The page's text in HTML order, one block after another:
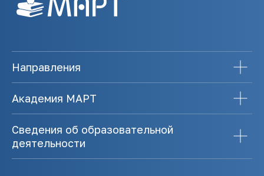
Направления
Академия МАРТ
Сведения об образовательной
деятельности